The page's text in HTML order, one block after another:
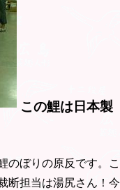
この鯉は日本製
のぼりの原反です。こ
断担当は湯尻さん！今